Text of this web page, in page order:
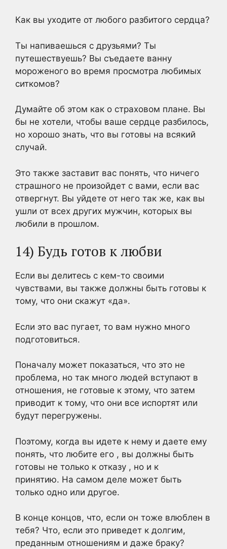
Как вы уходите от любого разбитого сердца?
Ты напиваешься с друзьями? Ты
путешествуешь? Вы съедаете ванну
мороженого во время просмотра любимых
ситкомов?
Думайте об этом как о страховом плане. Вы
бы не хотели, чтобы ваше сердце разбилось,
но хорошо знать, что вы готовы на всякий
случай.
Это также заставит вас понять, что ничего
страшного не произойдет с вами, если вас
отвергнут. Вы уйдете от него так же, как вы
ушли от всех других мужчин, которых вы
любили в прошлом.
14) Будь готов к любви
Если вы делитесь с кем-то своими
чувствами, вы также должны быть готовы к
тому, что они скажут «да».
Если это вас пугает, то вам нужно много
подготовиться.
Поначалу может показаться, что это не
проблема, но так много людей вступают в
отношения, не готовые к этому, что затем
приводит к тому, что они все испортят или
будут перегружены.
Поэтому, когда вы идете к нему и даете ему
понять, что любите его , вы должны быть
готовы не только к отказу , но и к
принятию. На самом деле может быть
только одно или другое.
В конце концов, что, если он тоже влюблен в
тебя? Что, если это приведет к долгим,
преданным отношениям и даже браку?